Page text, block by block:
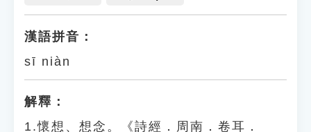
漢語拼音：
sī niàn
解釋：
1.懷想、想念。《詩經．周南．卷耳．